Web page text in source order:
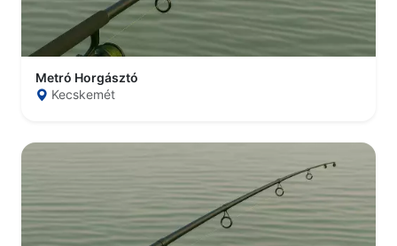
Metró Horgásztó
Kecskemét